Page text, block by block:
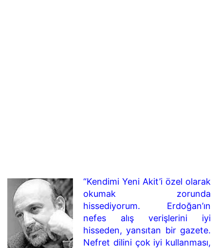
“Kendimi Yeni Akit’i özel olarak
okumak zorunda
hissediyorum. Erdoğan’ın
nefes alış verişlerini iyi
hisseden, yansıtan bir gazete.
Nefret dilini çok iyi kullanması,